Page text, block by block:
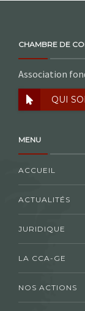
CHAMBRE DE
Association
QUI
MENU
ACCUEIL
ACTUALITÉS
JURIDIQUE
LA CCA-GE
NOS ACTIONS